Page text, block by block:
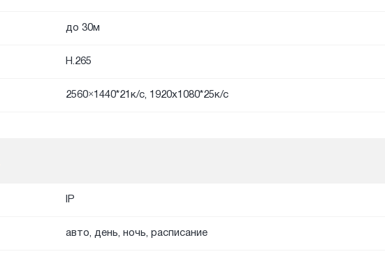
до 30м
H.265
2560×1440*21к/с, 1920х1080*25к/с
IP
авто, день, ночь, расписание